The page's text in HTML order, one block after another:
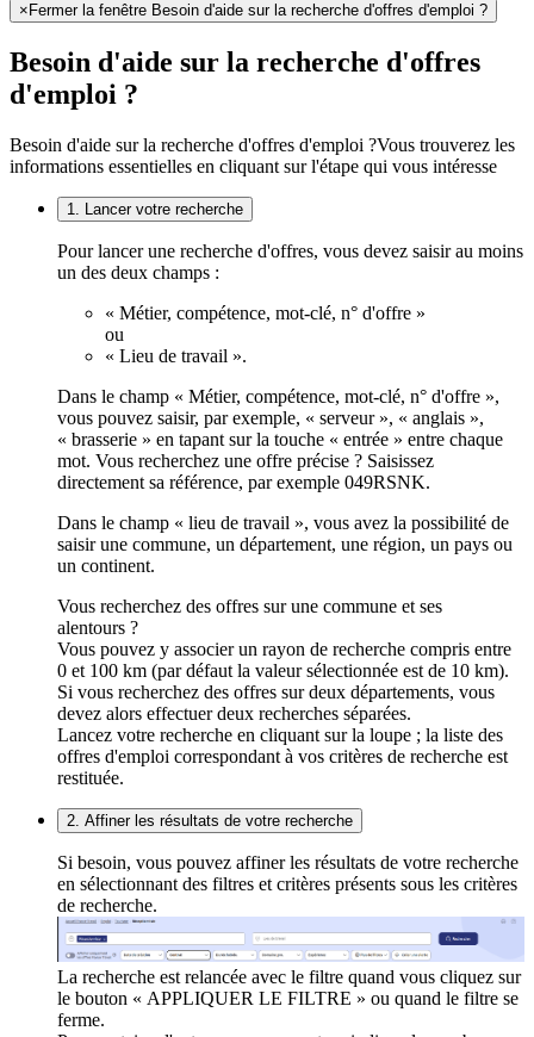
× Fermer la fenêtre Besoin d'aide sur la recherche d'offres d'emploi ?
Besoin d'aide sur la recherche d'offres
d'emploi ?
Besoin d'aide sur la recherche d'offres d'emploi ?Vous trouverez les
informations essentielles en cliquant sur l'étape qui vous intéresse
1. Lancer votre recherche
Pour lancer une recherche d'offres, vous devez saisir au moins
un des deux champs :
« Métier, compétence, mot-clé, n° d'offre »
ou
« Lieu de travail ».
Dans le champ « Métier, compétence, mot-clé, n° d'offre »,
vous pouvez saisir, par exemple, « serveur », « anglais »,
« brasserie » en tapant sur la touche « entrée » entre chaque
mot. Vous recherchez une offre précise ? Saisissez
directement sa référence, par exemple 049RSNK.
Dans le champ « lieu de travail », vous avez la possibilité de
saisir une commune, un département, une région, un pays ou
un continent.
Vous recherchez des offres sur une commune et ses
alentours ?
Vous pouvez y associer un rayon de recherche compris entre
0 et 100 km (par défaut la valeur sélectionnée est de 10 km).
Si vous recherchez des offres sur deux départements, vous
devez alors effectuer deux recherches séparées.
Lancez votre recherche en cliquant sur la loupe ; la liste des
offres d'emploi correspondant à vos critères de recherche est
restituée.
2. Affiner les résultats de votre recherche
Si besoin, vous pouvez affiner les résultats de votre recherche
en sélectionnant des filtres et critères présents sous les critères
de recherche.
La recherche est relancée avec le filtre quand vous cliquez sur
le bouton « APPLIQUER LE FILTRE » ou quand le filtre se
ferme.